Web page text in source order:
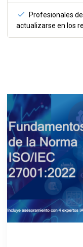
Profesionales
actualizarse en los